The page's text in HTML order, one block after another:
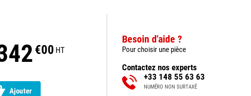
€00 HT
Ajouter
Besoin d'aide ?
Pour choisir une pièce
Contactez nos experts
+33 148 55 63 63
NUMÉRO NON SURTAXÉ